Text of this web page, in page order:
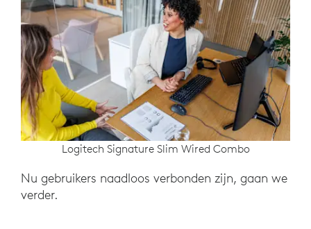
Logitech Signature Slim Wired Combo
Nu gebruikers naadloos verbonden zijn, gaan we
verder.